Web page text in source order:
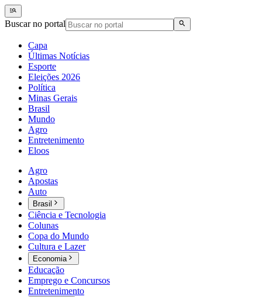
Buscar no portal
Capa
Últimas Notícias
Esporte
Eleições 2026
Política
Minas Gerais
Brasil
Mundo
Agro
Entretenimento
Eloos
Agro
Apostas
Auto
Brasil
Ciência e Tecnologia
Colunas
Copa do Mundo
Cultura e Lazer
Economia
Educação
Emprego e Concursos
Entretenimento